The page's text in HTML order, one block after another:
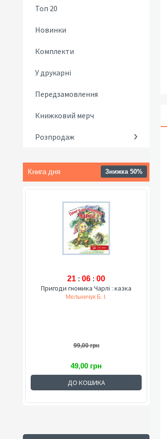
Топ 20
Новинки
Комплекти
У друкарні
Передзамовлення
Книжковий мерч
Розпродаж
Книга дня Знижка 50%
21 : 05 : 59
Пригоди гномика Чарлі : казка
Мельничук Б. І.
99,00 грн
49,00 грн
ДО КОШИКА